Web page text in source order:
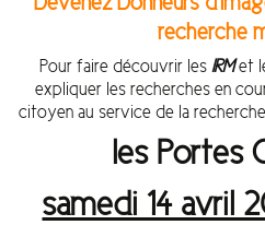
recherche
Pour faire découvrir les IRMet
expliquer les recherches en
citoyen au service de la
les Portes
samedi 14 avril